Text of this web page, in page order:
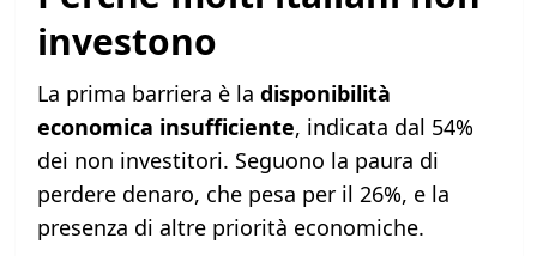
investono
La prima barriera è la disponibilità
economica insufficiente, indicata dal 54%
dei non investitori. Seguono la paura di
perdere denaro, che pesa per il 26%, e la
presenza di altre priorità economiche.